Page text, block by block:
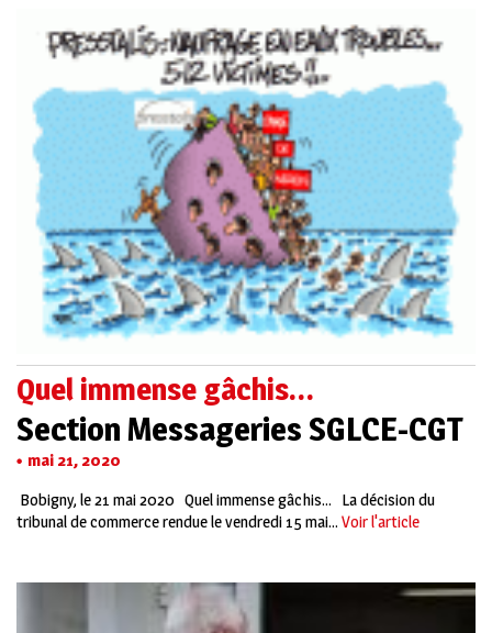
Quel immense gâchis…
Section Messageries SGLCE-CGT
mai 21, 2020
Bobigny, le 21 mai 2020 Quel immense gâchis… La décision du
tribunal de commerce rendue le vendredi 15 mai... Voir l'article